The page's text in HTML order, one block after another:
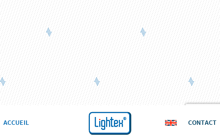
ACCUEIL CONTACT